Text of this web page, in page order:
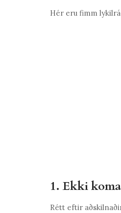
Hér eru fimm
1. Ekki
Rétt eftir